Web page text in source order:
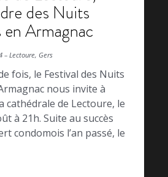
des Nuits
Armagnac
– Lectoure, Gers
fois, le Festival des Nuits
nous invite à
cathédrale de Lectoure, le
à 21h. Suite au succès
condomois l’an passé, le